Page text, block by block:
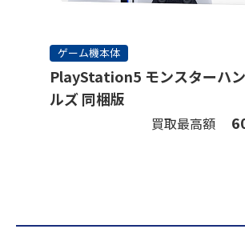
ゲーム機本体
PlayStation5 モンスターハ
ルズ 同梱版
買取最高額